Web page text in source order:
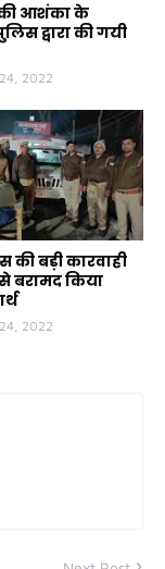
आशंका के
द्वारा की गयी
2022
की बड़ी कारवाही
से बरामद किया
2022